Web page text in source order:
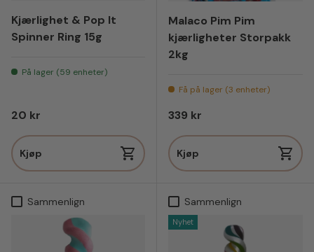
Kjærlighet & Pop It
Spinner Ring 15g
På lager (59 enheter)
Vanlig pris
20 kr
Kjøp
Malaco Pim Pim
kjærligheter Storpakk
2kg
Få på lager (3 enheter)
Vanlig pris
339 kr
Kjøp
Sammenlign Sammenlign
Nyhet